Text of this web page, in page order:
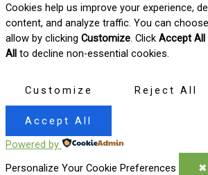
Cookies help us improve your experience,
content, and analyze traffic. You can
allow by clicking Customize . Click Accept All
All to decline non-essential cookies.
Customize Reject All
Accept All
Powered by
Personalize Your Cookie Preferences
✖